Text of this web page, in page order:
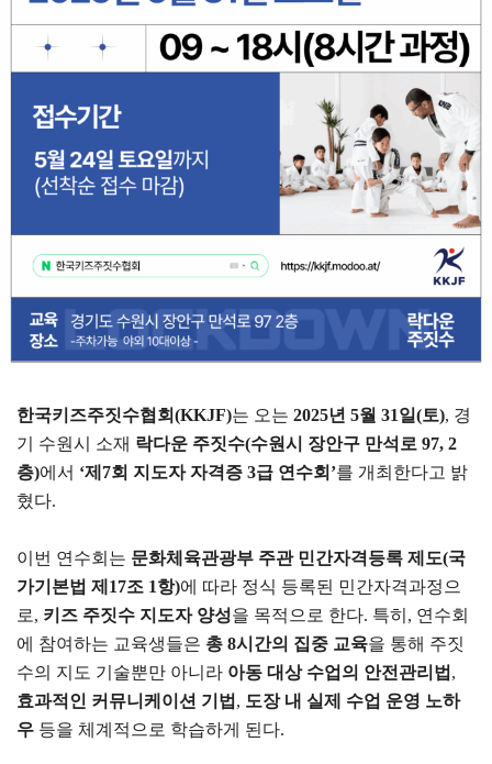
한국키즈주짓수협회(KKJF)는 오는 2025년 5월 31일(토), 경
기 수원시 소재 락다운 주짓수(수원시 장안구 만석로 97, 2
층)에서 ‘제7회 지도자 자격증 3급 연수회’를 개최한다고 밝
혔다.
이번 연수회는 문화체육관광부 주관 민간자격등록 제도(국
가기본법 제17조 1항)에 따라 정식 등록된 민간자격과정으
로, 키즈 주짓수 지도자 양성을 목적으로 한다. 특히, 연수회
에 참여하는 교육생들은 총 8시간의 집중 교육을 통해 주짓
수의 지도 기술뿐만 아니라 아동 대상 수업의 안전관리법 ,
효과적인 커뮤니케이션 기법 , 도장 내 실제 수업 운영 노하
우 등을 체계적으로 학습하게 된다.